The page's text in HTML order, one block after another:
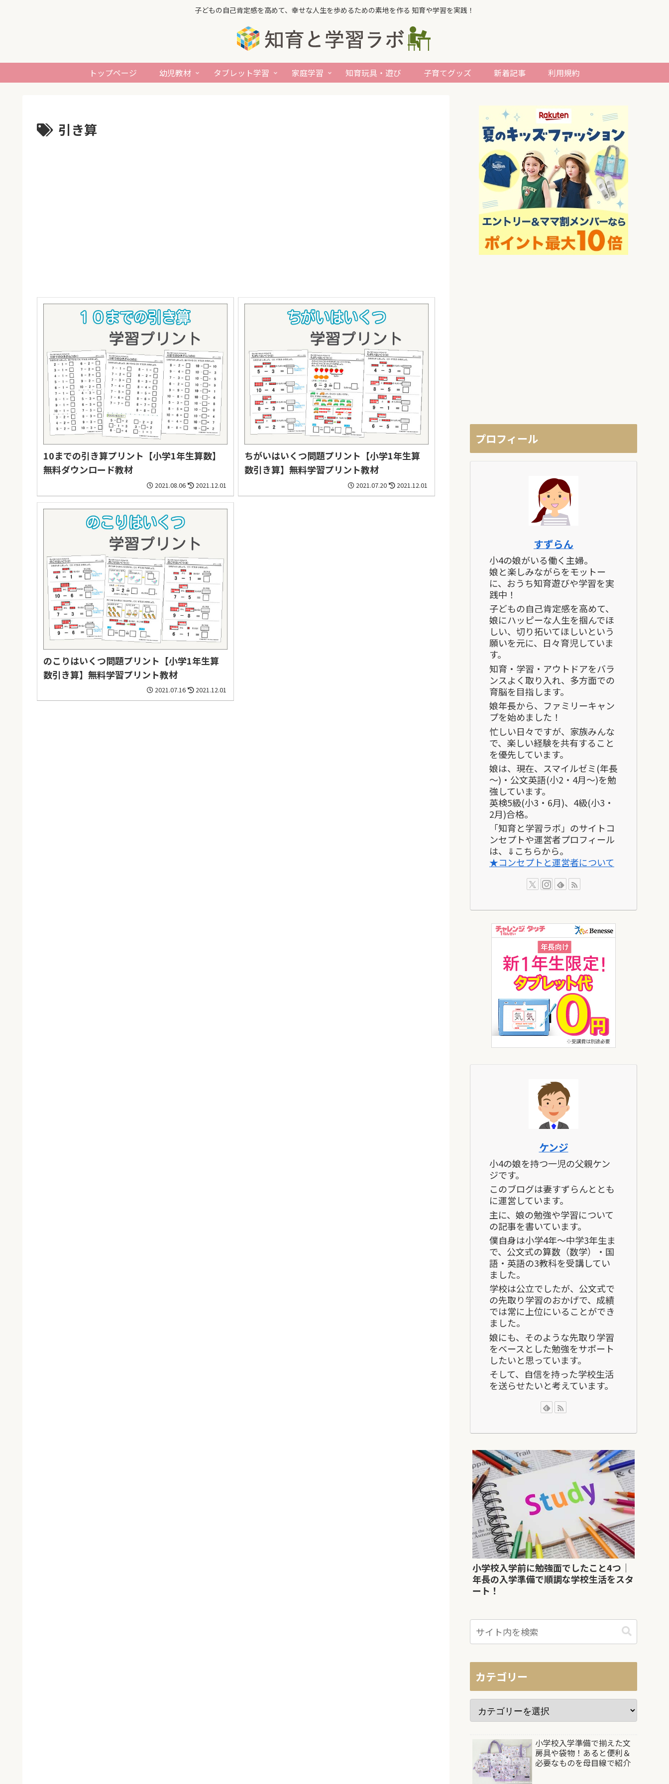
子どもの自己肯定感を高めて、幸せな人生を歩めるための素地を作る 知育や学習を実践！
トップページ 幼児教材 タブレット学習 家庭学習 知育玩具・遊び 子育てグッズ 新着記事 利用規約
引き算
10までの引き算プリント【小学1年生算数】
無料ダウンロード教材
2021.08.06 2021.12.01
ちがいはいくつ問題プリント【小学1年生算
数引き算】無料学習プリント教材
2021.07.20 2021.12.01
のこりはいくつ問題プリント【小学1年生算
数引き算】無料学習プリント教材
2021.07.16 2021.12.01
プロフィール
すずらん
小4の娘がいる働く主婦。
娘と楽しみながらをモットー
に、おうち知育遊びや学習を実
践中！
子どもの自己肯定感を高めて、
娘にハッピーな人生を掴んでほ
しい、切り拓いてほしいという
願いを元に、日々育児していま
す。
知育・学習・アウトドアをバラ
ンスよく取り入れ、多方面での
育脳を目指します。
娘年長から、ファミリーキャン
プを始めました！
忙しい日々ですが、家族みんな
で、楽しい経験を共有すること
を優先しています。
娘は、現在、スマイルゼミ(年長
～)・公文英語(小2・4月～)を勉
強しています。
英検5級(小3・6月)、4級(小3・
2月)合格。
「知育と学習ラボ」のサイトコ
ンセプトや運営者プロフィール
は、⇓こちらから。
★コンセプトと運営者について
ケンジ
小4の娘を持つ一児の父親ケン
ジです。
このブログは妻すずらんととも
に運営しています。
主に、娘の勉強や学習について
の記事を書いています。
僕自身は小学4年～中学3年生ま
で、公文式の算数（数学）・国
語・英語の3教科を受講してい
ました。
学校は公立でしたが、公文式で
の先取り学習のおかげで、成績
では常に上位にいることができ
ました。
娘にも、そのような先取り学習
をベースとした勉強をサポート
したいと思っています。
そして、自信を持った学校生活
を送らせたいと考えています。
小学校入学前に勉強面でしたこと4つ｜
年長の入学準備で順調な学校生活をスタ
ート！
カテゴリー
小学校入学準備で揃えた文
房具や袋物！あると便利＆
必要なものを母目線で紹介